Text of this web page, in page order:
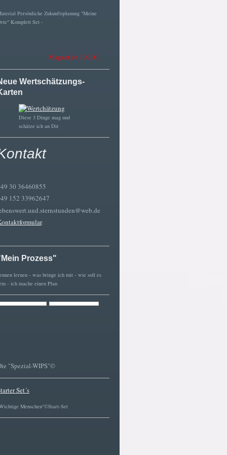
Persönliche Zukunftsplanung "Meine
Komplett Set -
Magnet ab 100,-€
Wertschätzungs-
Diese 3 Dinge mag und
schätze ich an Dir
30 36460855
152 33962647
.
Prozess"
lernen - was bringe ich mit - wie soll es
- ich mache einen Plan
"Spezial-WIPS"©
Set´s
Menschen"©Start-Set